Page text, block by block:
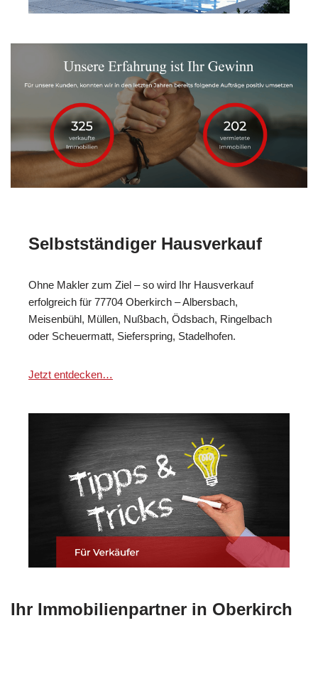
Selbstständiger Hausverkauf
Ohne Makler zum Ziel – so wird Ihr Hausverkauf
erfolgreich für 77704 Oberkirch – Albersbach,
Meisenbühl, Müllen, Nußbach, Ödsbach, Ringelbach
oder Scheuermatt, Sieferspring, Stadelhofen.
Jetzt entdecken…
Ihr Immobilienpartner in Oberkirch